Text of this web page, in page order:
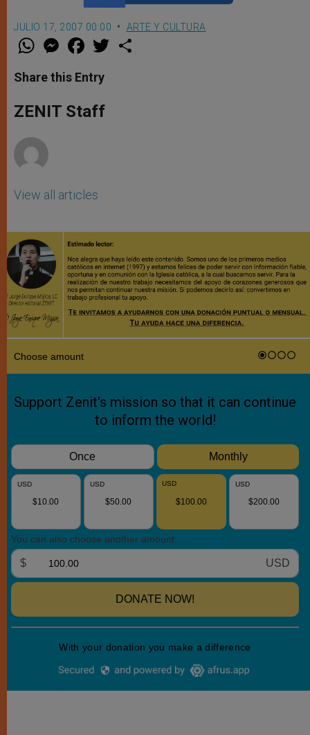
JULIO 17, 2007 00:00 ARTE Y CULTURA
W
t
s
p
p
M
e
s
e
g
e
F
a
e
b
o
k
w
Share this Entry
ZENIT Staff
View all articles